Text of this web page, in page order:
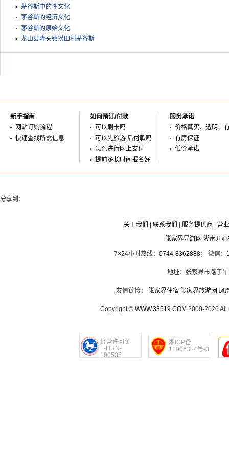
茅谷斯中的性文化
茅谷斯的经济文化
茅谷斯的原始文化
龙山县隆头镇捞田村茅谷斯
新手指南
网站订购流程
快速查找所需信息
如何预订/付款
可以刷卡吗
可以先旅游 后付款吗
怎么进行网上支付
提前多长时间报名好
服务承诺
价格真实、透明、
有房保证
低价承诺
分享到：
关于我们 联系我们 服务提供商
营
张家界导游网 湖南开
7×24小时热线： 0744-8362888； 微信：
地址：张家界市路子
友情链接： 张家界住宿 张家界旅游网 凤
Copyright © WWW.33519.COM 2000-2026 All
经营许可证
L-HUN-
100535
湘ICP备
11006314号-3